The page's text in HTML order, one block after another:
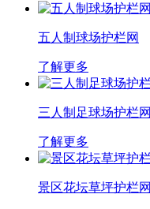
五人制球场护栏网
了解更多
三人制足球场护栏网
了解更多
景区花坛草坪护栏网